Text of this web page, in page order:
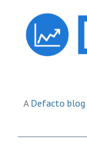
A Defacto blog